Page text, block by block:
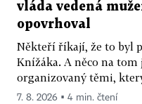
vláda vedená
opovrhoval
Někteří říkají, že to byl
Knížáka. A něco na
organizovaný těmi,
7. 8. 2026 ▪ 4 min. čtení